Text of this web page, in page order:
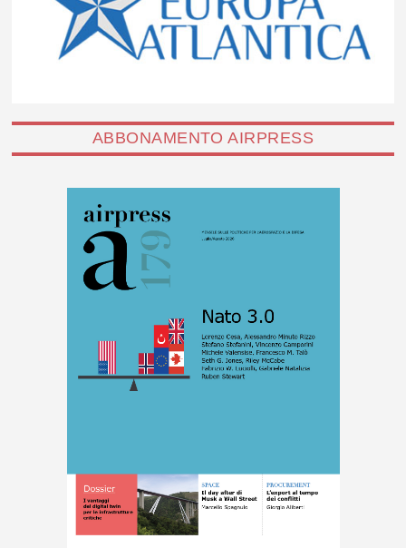
ABBONAMENTO AIRPRESS